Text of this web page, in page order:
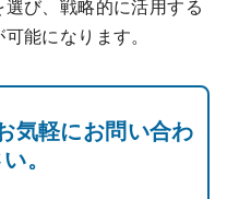
び、戦略的に活用する
能になります。
気軽にお問い合わ
。